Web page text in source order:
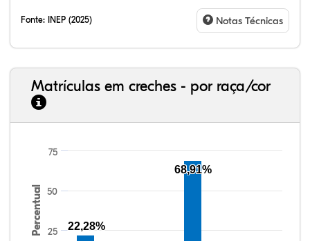
Fonte: INEP (2025) Notas Técnicas
Matrículas em creches - por raça/cor
Percentual 25
50
75
22,28%
68,91%